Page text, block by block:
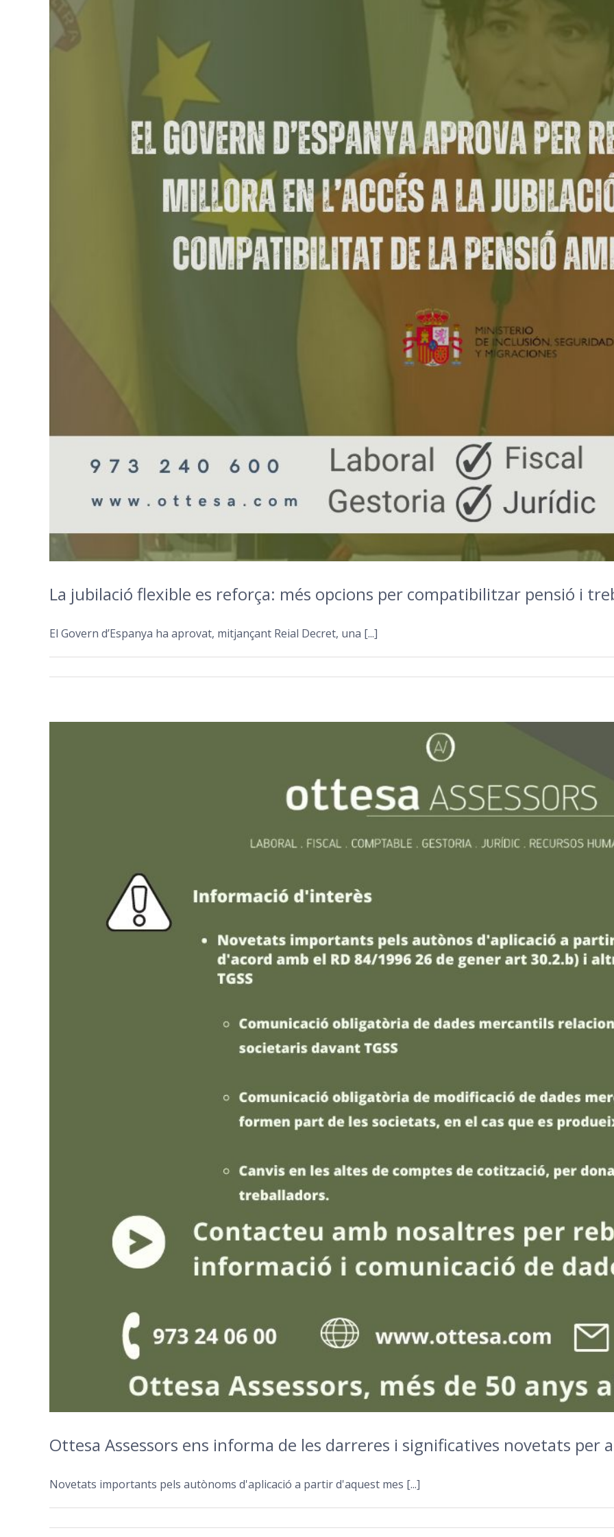
La jubilació flexible es reforça: més opcions per compatibilitzar pensió i
El Govern d’Espanya ha aprovat, mitjançant Reial Decret, una [...]
Ottesa Assessors ens informa de les darreres i significatives novetats per
Novetats importants pels autònoms d'aplicació a partir d'aquest mes [...]